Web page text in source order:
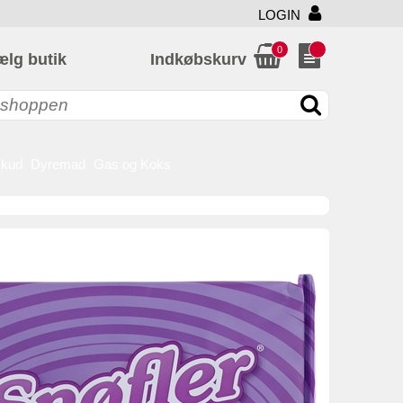
LOGIN
butik Indkøbskurv
0